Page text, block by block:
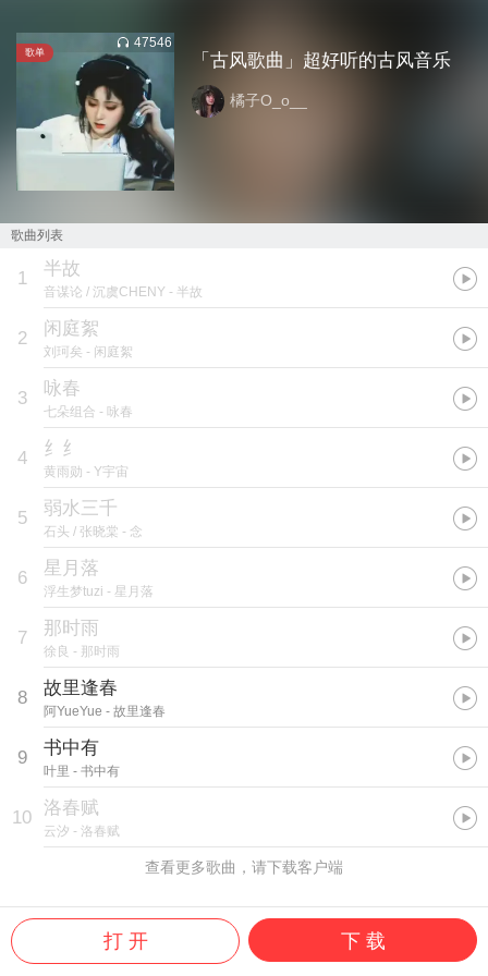
歌单
47546
「古风歌曲」超好听的古风音乐
橘子O_o__
歌曲列表
1 半故
音谋论 / 沉虞CHENY - 半故
2 闲庭絮
刘珂矣 - 闲庭絮
3 咏春
七朵组合 - 咏春
4 纟纟
黄雨勋 - Y宇宙
5 弱水三千
石头 / 张晓棠 - 念
6 星月落
浮生梦tuzi - 星月落
7 那时雨
徐良 - 那时雨
8 故里逢春
阿YueYue - 故里逢春
9 书中有
叶里 - 书中有
10 洛春赋
云汐 - 洛春赋
查看更多歌曲，请下载客户端
打 开 下 载